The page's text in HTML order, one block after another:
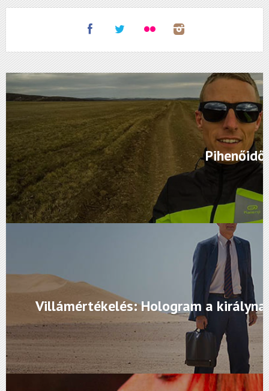
Pihenőidő
Villámértékelés: Hologram a